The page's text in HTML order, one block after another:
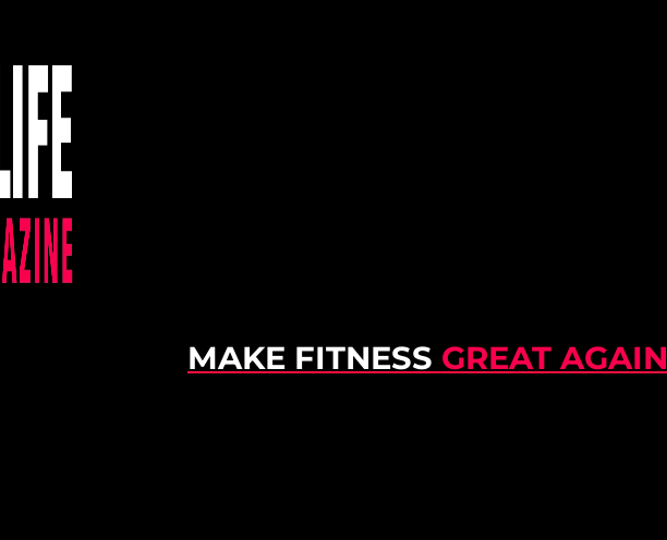
MAKE FITNESS GREAT AGAIN